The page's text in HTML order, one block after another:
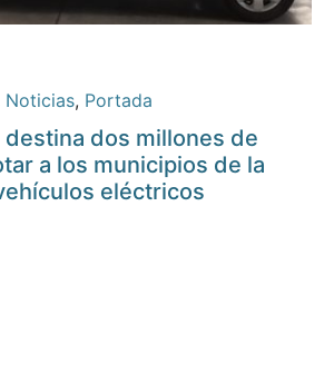
Noticias, Portada
destina dos millones de
a los municipios de la
eléctricos